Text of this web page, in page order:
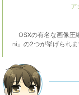
OSXの有名な画像圧
ni』の2つが挙げられ